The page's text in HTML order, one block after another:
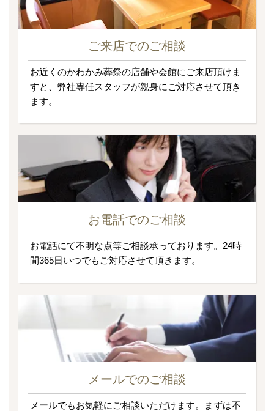
ご来店でのご相談
お近くのかわかみ葬祭の店舗や会館にご来店頂けま
すと、弊社専任スタッフが親身にご対応させて頂き
ます。
お電話でのご相談
お電話にて不明な点等ご相談承っております。24時
間365日いつでもご対応させて頂きます。
メールでのご相談
メールでもお気軽にご相談いただけます。まずは不